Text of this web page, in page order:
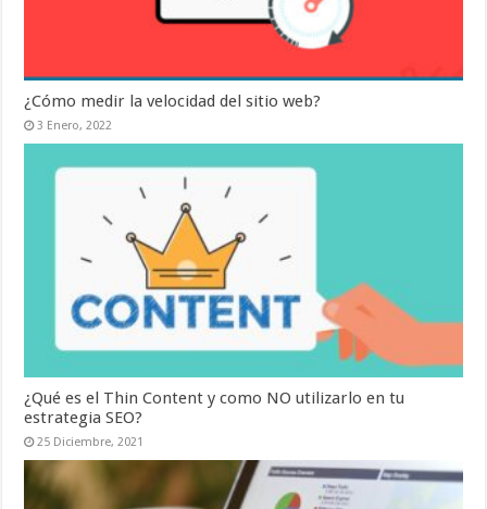
¿Cómo medir la velocidad del sitio web?
3 Enero, 2022
¿Qué es el Thin Content y como NO utilizarlo en tu
estrategia SEO?
25 Diciembre, 2021